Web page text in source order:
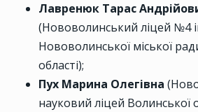
Лавренюк Тарас
(Нововолинський ліцей №4
Нововолинської міської
області);
Пух Марина Олегівна
науковий ліцей Волинської